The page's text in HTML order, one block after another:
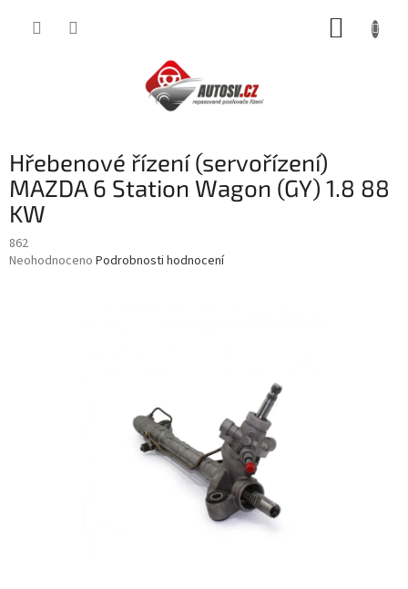
Hřebenové řízení (servořízení)
MAZDA 6 Station Wagon (GY) 1.8 88
KW
862
Průměrné
Neohodnoceno Podrobnosti hodnocení